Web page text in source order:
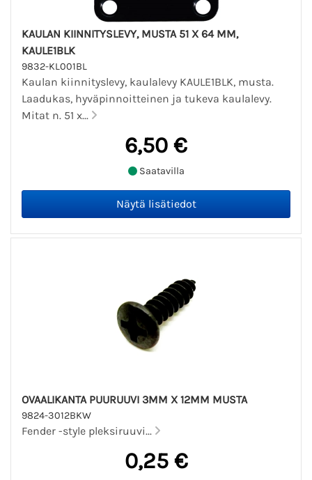
KAULAN KIINNITYSLEVY, MUSTA 51 X 64 MM,
KAULE1BLK
9832-KL001BL
Kaulan kiinnityslevy, kaulalevy KAULE1BLK, musta.
Laadukas, hyväpinnoitteinen ja tukeva kaulalevy.
Mitat n. 51 x...
6,50 €
Saatavilla
OVAALIKANTA PUURUUVI 3MM X 12MM MUSTA
9824-3012BKW
Fender -style pleksiruuvi...
0,25 €